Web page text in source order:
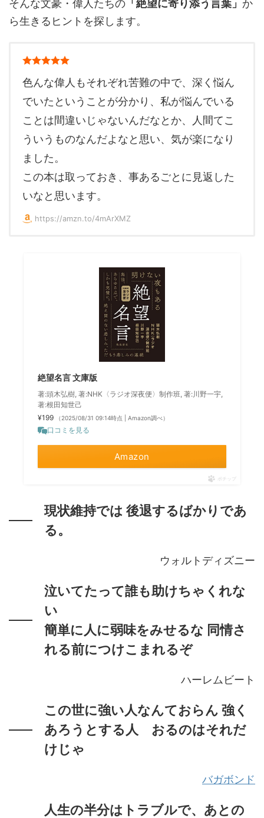
そんな文豪・偉人たちの 「絶望に寄り添う言葉」 か
ら生きるヒントを探します。
色んな偉人もそれぞれ苦難の中で、深く悩ん
でいたということが分かり、私が悩んでいる
ことは間違いじゃないんだなとか、人間てこ
ういうものなんだよなと思い、気が楽になり
ました。
この本は取っておき、事あるごとに見返した
いなと思います。
https://amzn.to/4mArXMZ
絶望名言 文庫版
著:頭木弘樹, 著:NHK〈ラジオ深夜便〉制作班, 著:川野一宇,
著:根田知世己
¥199
（2025/08/31 09:14時点 | Amazon調べ）
口コミを見る
Amazon
ポチップ
現状維持では 後退するばかりであ
る。
ウォルトディズニー
泣いてたって誰も助けちゃくれな
い
簡単に人に弱味をみせるな 同情さ
れる前につけこまれるぞ
ハーレムビート
この世に強い人なんておらん 強く
あろうとする人 おるのはそれだ
けじゃ
バガボンド
人生の半分はトラブルで、あとの